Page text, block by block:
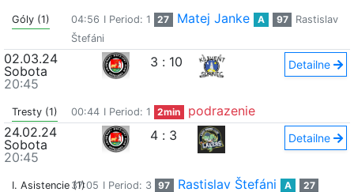
Góly (1) 04:56 I Period: 1 27 Matej Janke A 97
Rastislav
Štefáni
02.03.24
Sobota
20:45
3 : 10 Detailne
Tresty (1) 00:44 I Period: 1 2min
podrazenie
24.02.24
Sobota
20:45
4 : 3 Detailne
I. Asistencie (1)37:05 I Period: 3 97 Rastislav Štefáni A
27